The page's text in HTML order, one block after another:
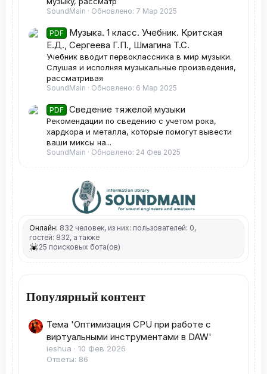
SoundMain Обновлено: 7 Мар 2025
PDF
Музыка. 1 класс. Учебник. Критская
Е.Д., Сергеева Г.П., Шмагина Т.С.
Учебник вводит первоклассника в мир музыки.
Слушая и исполняя музыкальные произведения,
рассматривая
SoundMain Обновлено: 6 Мар 2025
PDF Сведение тяжелой музыки
Рекомендации по сведению с учетом рока,
хардкора и металла, которые помогут вывести
ваши миксы на...
SoundMain Обновлено: 24 Фев 2025
Онлайн: 832 человек, из них: пользователей: 0,
гостей: 832, а также
25 поисковых бота(ов)
Популярный контент
Тема 'Оптимизация CPU при работе с
виртуальными инструментами в DAW'
ieshua
10 Фев 2026
Ответы: 86